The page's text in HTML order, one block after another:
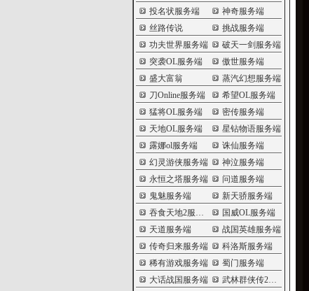
投名状服务端
神奇服务端
丝路传说
挑战服务端
功夫世界服务端
破天一剑服务端
突袭OL服务端
傲世服务端
盛大富翁
蒸汽幻想服务端
刀Online服务端
希望OL服务端
猛将OL服务端
密传服务端
天地OL服务端
星钻物语服务端
露娜ol服务端
诛仙服务端
幻灵游侠服务端
神泣服务端
永恒之塔服务端
问道服务端
鬼魅服务端
新天骄服务端
吞食天地2服务端
国威OL服务端
天道服务端
战国英雄服务端
传奇归来服务端
科洛斯服务端
稀有游戏服务端
蜀门服务端
大话战国服务端
武林群侠传2服务端